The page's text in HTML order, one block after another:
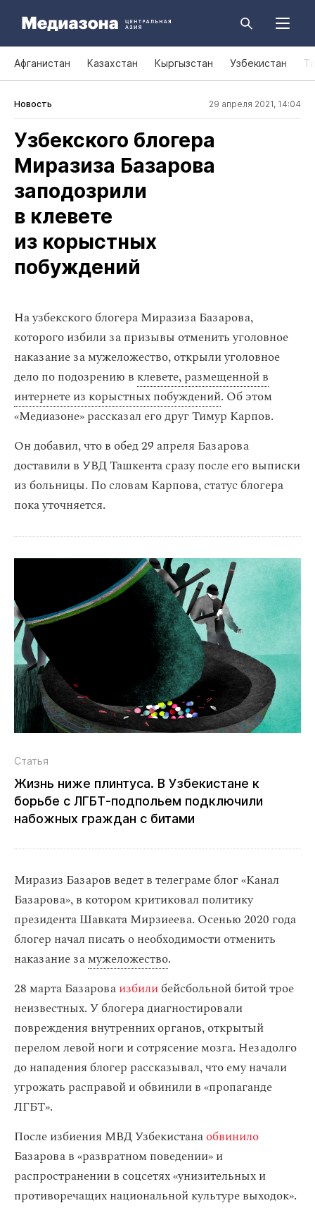
Афганистан Казахстан Кыргызстан Узбекистан
Новость 29 апреля 2021, 14:04
Узбекского блогера
Миразиза Базарова
заподозрили
в клевете
из корыстных
побуждений
На узбекского блогера Миразиза Базарова,
которого избили за призывы отменить уголовное
наказание за мужеложество, открыли уголовное
дело по подозрению в клевете, размещенной в
интернете из корыстных побуждений. Об этом
«Медиазоне» рассказал его друг Тимур Карпов.
Он добавил, что в обед 29 апреля Базарова
доставили в УВД Ташкента сразу после его выписки
из больницы. По словам Карпова, статус блогера
пока уточняется.
Статья
Жизнь ниже плинтуса. В Узбекистане к
борьбе с ЛГБТ‑подпольем подключили
набожных граждан с битами
Миразиз Базаров ведет в телеграме блог «Канал
Базарова», в котором критиковал политику
президента Шавката Мирзиеева. Осенью 2020 года
блогер начал писать о необходимости отменить
наказание замужеложество.
28 марта Базароваизбилибейсбольной битой трое
неизвестных. У блогера диагностировали
повреждения внутренних органов, открытый
перелом левой ноги и сотрясение мозга. Незадолго
до нападения блогер рассказывал, что ему начали
угрожать расправой и обвинили в «пропаганде
ЛГБТ».
После избиения МВД Узбекистанаобвинило
Базарова в «развратном поведении» и
распространении в соцсетях «унизительных и
противоречащих национальной культуре выходок».